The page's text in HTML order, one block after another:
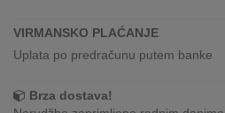
OZNAKE
ENERGETSKE
UČINKOVITOSTI
DIGITALIS
VIRMANSKO PLAĆANJE
Uplata po predračunu putem banke
Brza dostava!